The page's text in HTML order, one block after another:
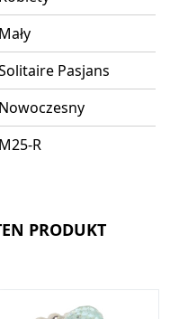
Mały
Pasjans
Nowoczesny
M25-R
PRODUKT